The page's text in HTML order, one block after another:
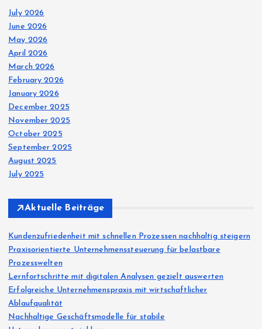
July 2026
June 2026
May 2026
April 2026
March 2026
February 2026
January 2026
December 2025
November 2025
October 2025
September 2025
August 2025
July 2025
Aktuelle Beiträge
Kundenzufriedenheit mit schnellen Prozessen nachhaltig steigern
Praxisorientierte Unternehmenssteuerung für belastbare
Prozesswelten
Lernfortschritte mit digitalen Analysen gezielt auswerten
Erfolgreiche Unternehmenspraxis mit wirtschaftlicher
Ablaufqualität
Nachhaltige Geschäftsmodelle für stabile